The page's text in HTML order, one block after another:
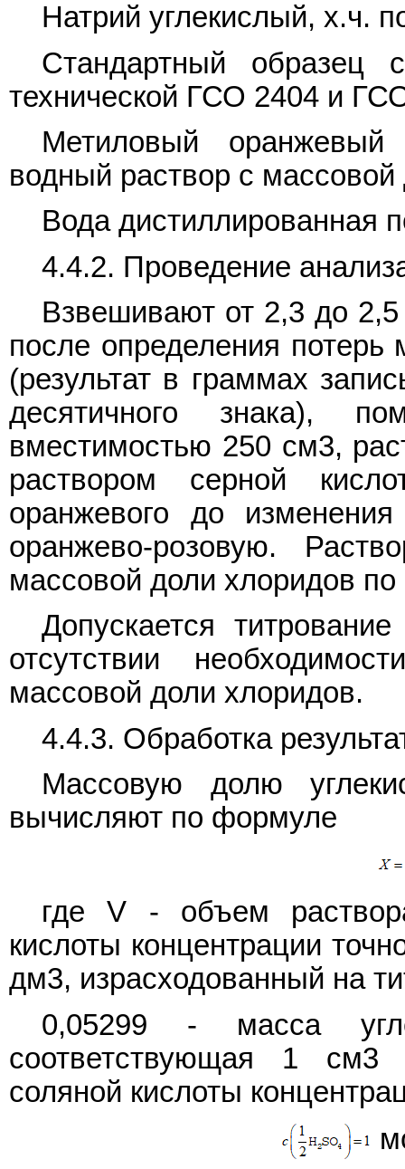
Натрий углекислый, х.ч.
Стандартный образец
технической ГСО 2404 и
Метиловый
водный раствор с
Вода дистиллированная
4.4.2. Проведение
Взвешивают от 2,3 до 2,5
после определения
(результат в граммах
десятичного знака),
вместимостью 250 см3,
раствором серной
оранжевого до
оранжево-розовую.
массовой доли хлоридов по
Допускается
отсутствии
массовой доли хлоридов.
4.4.3. Обработка
Массовую долю
вычисляют по формуле
где V - объем
кислоты концентрации
дм3, израсходованный на
0,05299 - масса
соответствующая 1 см3
соляной кислоты